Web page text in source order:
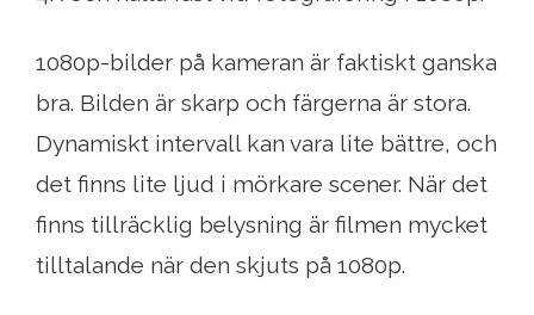
1080p-bilder på kameran är faktiskt ganska
bra. Bilden är skarp och färgerna är stora.
Dynamiskt intervall kan vara lite bättre, och
det finns lite ljud i mörkare scener. När det
finns tillräcklig belysning är filmen mycket
tilltalande när den skjuts på 1080p.